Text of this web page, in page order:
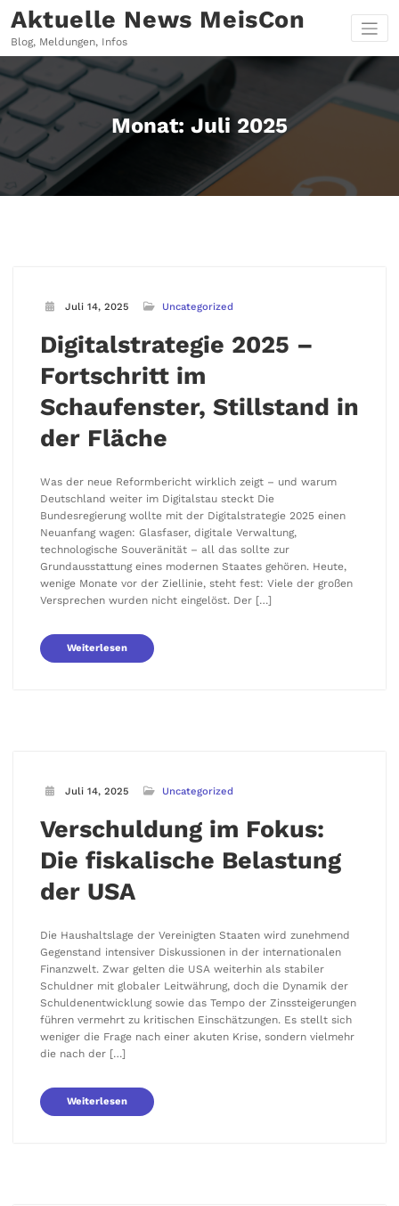
Inhalt
springen
Aktuelle News MeisCon
Blog, Meldungen, Infos
Monat: Juli 2025
Juli 14, 2025 Uncategorized
Digitalstrategie 2025 –
Fortschritt im
Schaufenster, Stillstand in
der Fläche
Was der neue Reformbericht wirklich zeigt – und warum
Deutschland weiter im Digitalstau steckt Die
Bundesregierung wollte mit der Digitalstrategie 2025 einen
Neuanfang wagen: Glasfaser, digitale Verwaltung,
technologische Souveränität – all das sollte zur
Grundausstattung eines modernen Staates gehören. Heute,
wenige Monate vor der Ziellinie, steht fest: Viele der großen
Versprechen wurden nicht eingelöst. Der […]
Weiterlesen
Juli 14, 2025 Uncategorized
Verschuldung im Fokus:
Die fiskalische Belastung
der USA
Die Haushaltslage der Vereinigten Staaten wird zunehmend
Gegenstand intensiver Diskussionen in der internationalen
Finanzwelt. Zwar gelten die USA weiterhin als stabiler
Schuldner mit globaler Leitwährung, doch die Dynamik der
Schuldenentwicklung sowie das Tempo der Zinssteigerungen
führen vermehrt zu kritischen Einschätzungen. Es stellt sich
weniger die Frage nach einer akuten Krise, sondern vielmehr
die nach der […]
Weiterlesen